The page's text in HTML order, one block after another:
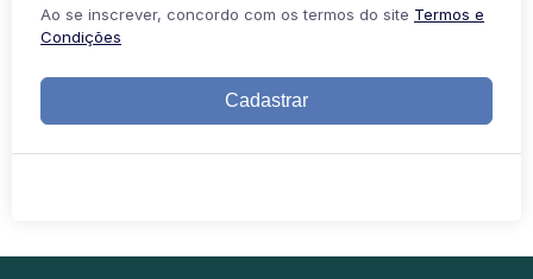
Ao se inscrever, concordo com os termos do site Termos e
Condições
Cadastrar